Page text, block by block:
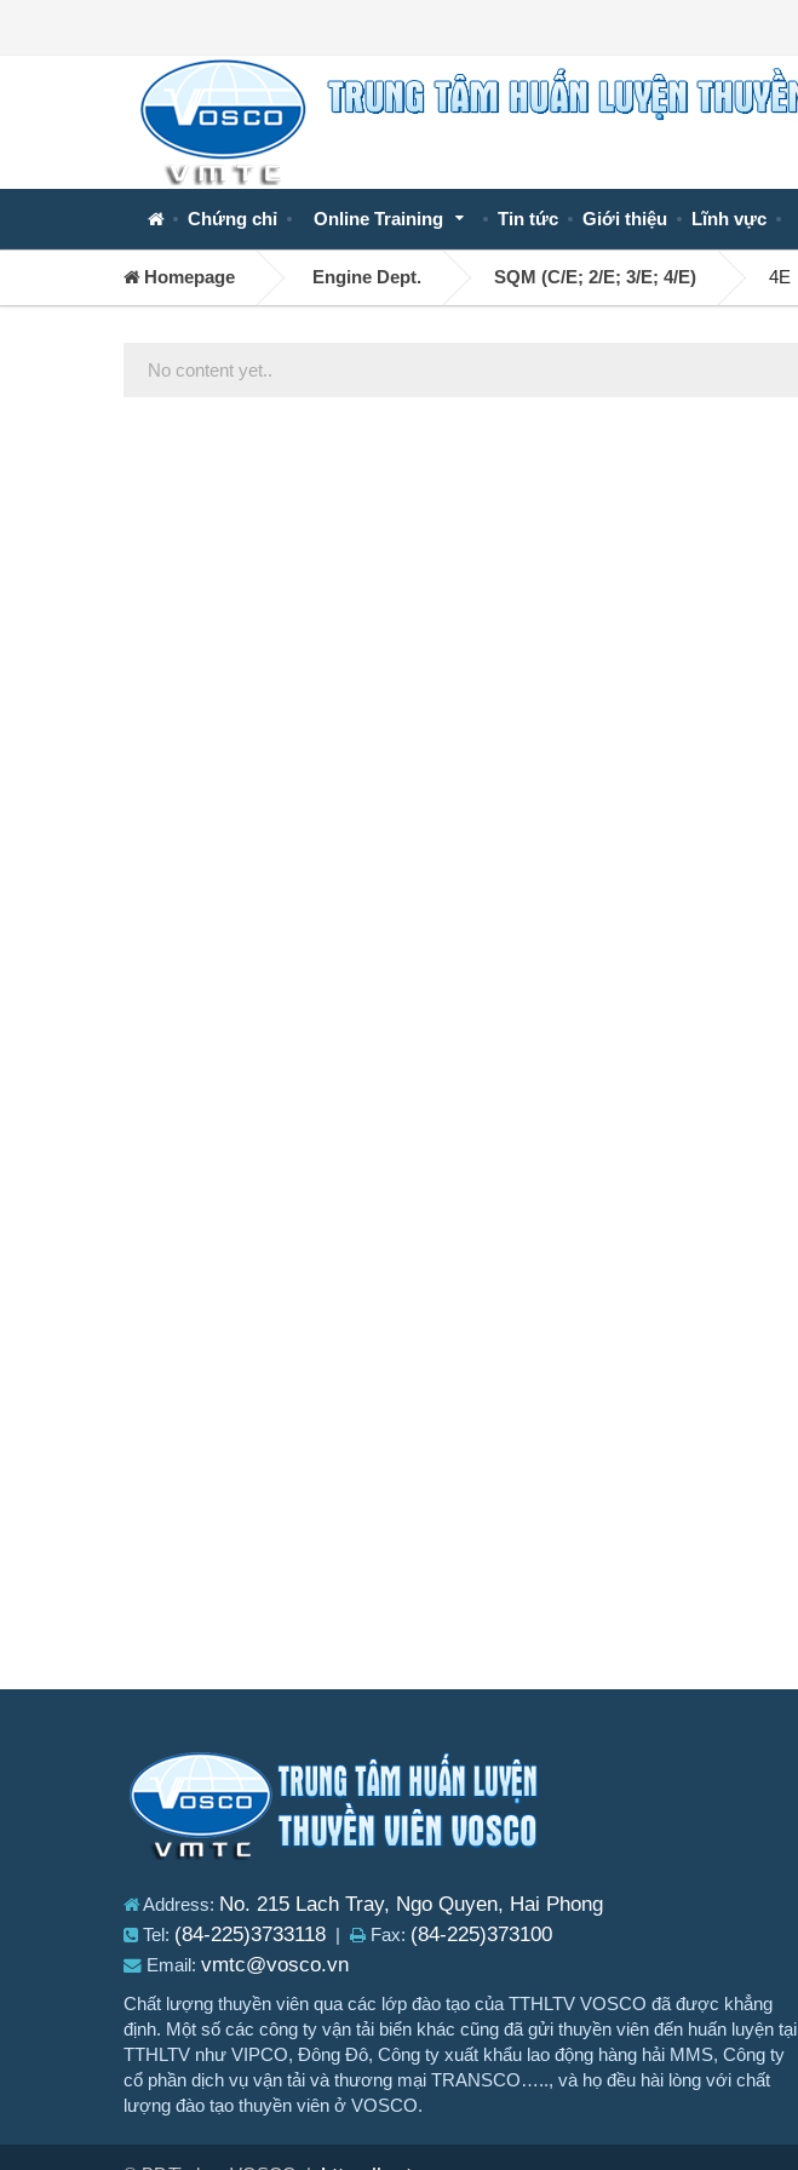
Chứng chỉ Online Training Tin tức Giới thiệu Lĩnh vực
Homepage Engine Dept. SQM (C/E; 2/E; 3/E; 4/E) 4E
No content yet..
Address: No. 215 Lach Tray, Ngo Quyen, Hai Phong
Tel: (84-225)3733118 Fax: (84-225)373100
Email: vmtc@vosco.vn
Chất lượng thuyền viên qua các lớp đào tạo của TTHLTV VOSCO đã được khẳng
định. Một số các công ty vận tải biển khác cũng đã gửi thuyền viên đến huấn luyện tại
TTHLTV như VIPCO, Đông Đô, Công ty xuất khẩu lao động hàng hải MMS, Công ty
cổ phần dịch vụ vận tải và thương mại TRANSCO….., và họ đều hài lòng với chất
lượng đào tạo thuyền viên ở VOSCO.